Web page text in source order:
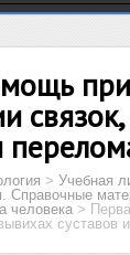
при
>Учебная
Справочные
человека >
суставов